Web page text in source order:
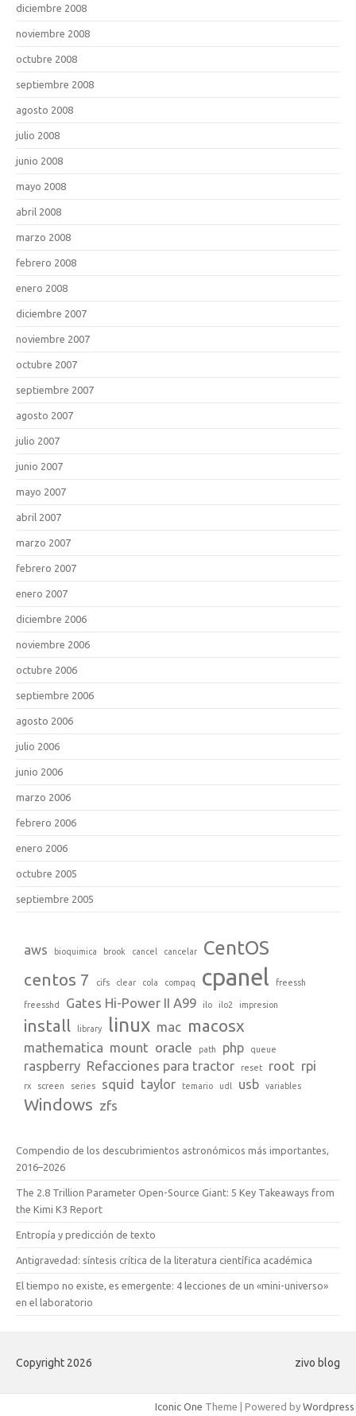
diciembre 2008
noviembre 2008
octubre 2008
septiembre 2008
agosto 2008
julio 2008
junio 2008
mayo 2008
abril 2008
marzo 2008
febrero 2008
enero 2008
diciembre 2007
noviembre 2007
octubre 2007
septiembre 2007
agosto 2007
julio 2007
junio 2007
mayo 2007
abril 2007
marzo 2007
febrero 2007
enero 2007
diciembre 2006
noviembre 2006
octubre 2006
septiembre 2006
agosto 2006
julio 2006
junio 2006
marzo 2006
febrero 2006
enero 2006
octubre 2005
septiembre 2005
aws bioquimica brook cancel cancelar CentOS
centos 7 cifs clear cola compaq cpanel freessh
freesshd Gates Hi-Power II A99 ilo ilo2 impresion
install library linux mac macosx
mathematica mount oracle path php queue
raspberry Refacciones para tractor reset root rpi
rx screen series squid taylor temario udl usb variables
Windows zfs
Compendio de los descubrimientos astronómicos más importantes,
2016–2026
The 2.8 Trillion Parameter Open-Source Giant: 5 Key Takeaways from
the Kimi K3 Report
Entropía y predicción de texto
Antigravedad: síntesis crítica de la literatura científica académica
El tiempo no existe, es emergente: 4 lecciones de un «mini-universo»
en el laboratorio
Copyright 2026 zivo blog
Iconic One Theme | Powered by Wordpress